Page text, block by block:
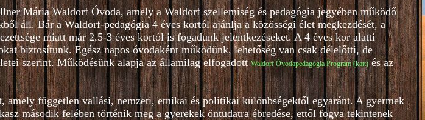
Mária Waldorf Óvoda, amely a Waldorf szellemiség és pedagógia jegyében működő
áll. Bár a Waldorf-pedagógia 4 éves kortól ajánlja a közösségi élet megkezdését, a
miatt már 2,5-3 éves kortól is fogadunk jelentkezéseket. A 4 éves kor alatti
biztosítunk. Egész napos óvodaként működünk, lehetőség van csak délelőtti, de
szerint. Működésünk alapja az államilag elfogadott Waldorf Óvodapedagógia Program (katt) és az
amely független vallási, nemzeti, etnikai és politikai különbségektől egyaránt. A gyermek
második felében történik meg a gyerekek öntudatra ébredése, ettől fogva tekintenek